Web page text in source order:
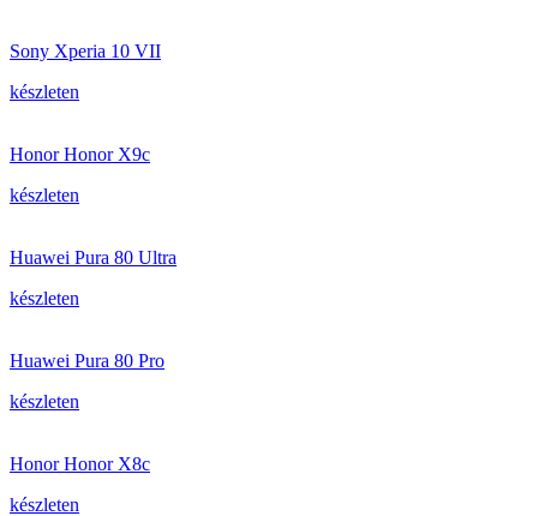
Sony Xperia 10 VII
készleten
Honor Honor X9c
készleten
Huawei Pura 80 Ultra
készleten
Huawei Pura 80 Pro
készleten
Honor Honor X8c
készleten